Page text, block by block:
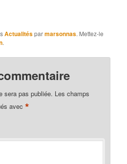
Actualitésparmarsonnas. Mettez-le
.
sera pas publiée. Les champs
avec*